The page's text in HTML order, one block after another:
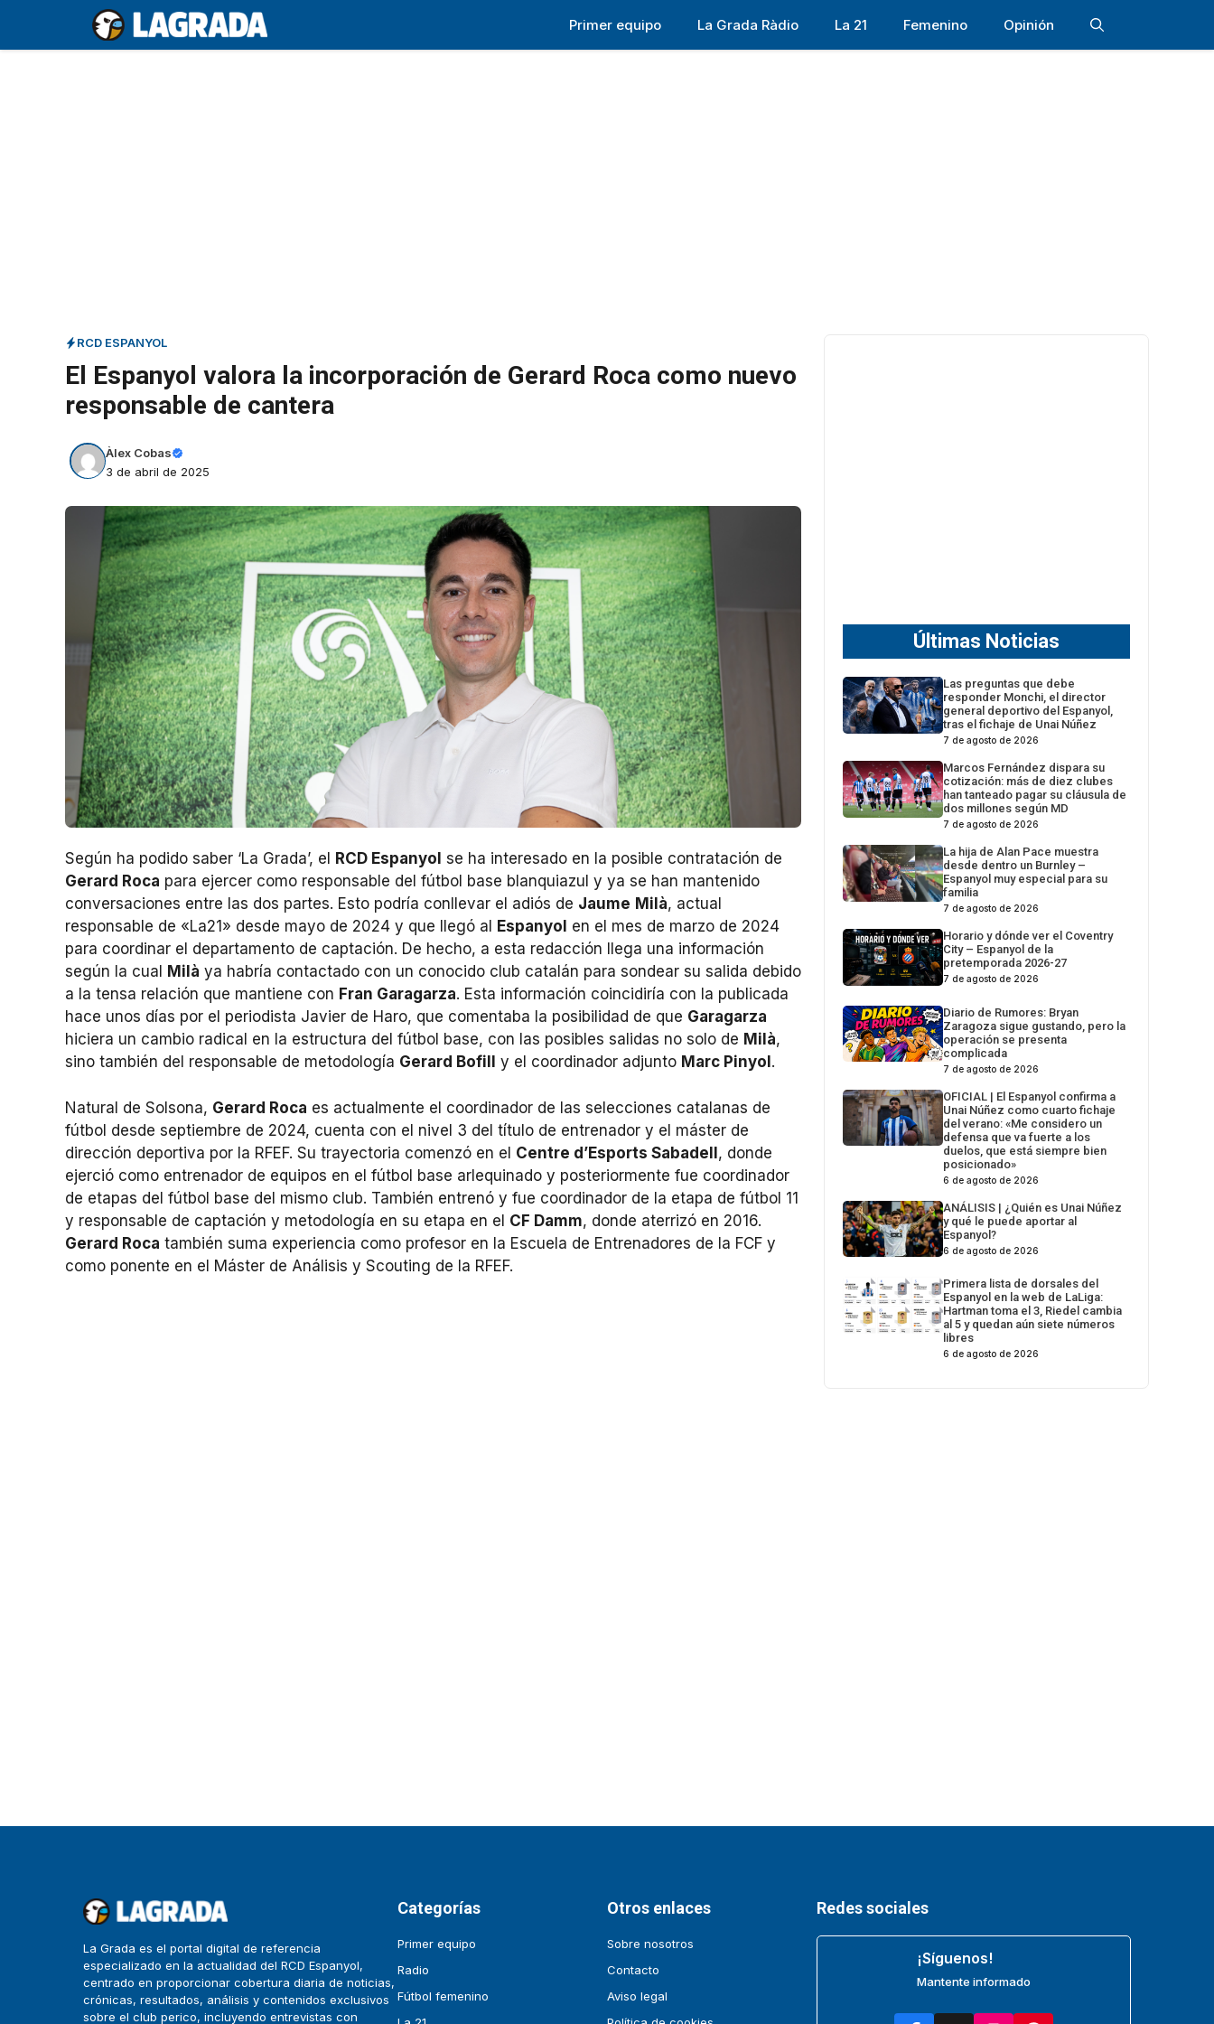
contenido
Primer equipo La Grada Ràdio La 21 Femenino Opinión
RCD ESPANYOL
El Espanyol valora la incorporación de Gerard Roca como nuevo
responsable de cantera
Àlex Cobas
3 de abril de 2025
Según ha podido saber ‘La Grada’, el RCD Espanyol se ha interesado en la posible contratación de
Gerard Roca para ejercer como responsable del fútbol base blanquiazul y ya se han mantenido
conversaciones entre las dos partes. Esto podría conllevar el adiós de Jaume Milà, actual
responsable de «La21» desde mayo de 2024 y que llegó al
Espanyol en el mes de marzo de 2024
para coordinar el departamento de captación. De hecho, a esta redacción llega una información
según la cual
Milà ya habría contactado con un conocido club catalán para sondear su salida debido
a la tensa relación que mantiene con Fran Garagarza. Esta información coincidiría con la publicada
hace unos días por el periodista Javier de Haro, que comentaba la posibilidad de que Garagarza
hiciera un cambio radical en la estructura del fútbol base, con las posibles salidas no solo de Milà,
sino también del responsable de metodología Gerard Bofill y el coordinador adjunto Marc Pinyol .
Natural de Solsona, Gerard Roca es actualmente el coordinador de las selecciones catalanas de
fútbol desde septiembre de 2024, cuenta con el nivel 3 del título de entrenador y el máster de
dirección deportiva por la RFEF. Su trayectoria comenzó en el Centre d’Esports Sabadell, donde
ejerció como entrenador de equipos en el fútbol base arlequinado y posteriormente fue coordinador
de etapas del fútbol base del mismo club. También entrenó y fue coordinador de la etapa de fútbol 11
y responsable de captación y metodología en su etapa en el CF Damm, donde aterrizó en 2016.
Gerard Roca también suma experiencia como profesor en la Escuela de Entrenadores de la FCF y
como ponente en el Máster de Análisis y Scouting de la RFEF.
Últimas Noticias
Las preguntas que debe
responder Monchi, el director
general deportivo del Espanyol,
tras el fichaje de Unai Núñez
7 de agosto de 2026
Marcos Fernández dispara su
cotización: más de diez clubes
han tanteado pagar su cláusula de
dos millones según MD
7 de agosto de 2026
La hija de Alan Pace muestra
desde dentro un Burnley –
Espanyol muy especial para su
familia
7 de agosto de 2026
Horario y dónde ver el Coventry
City – Espanyol de la
pretemporada 2026-27
7 de agosto de 2026
Diario de Rumores: Bryan
Zaragoza sigue gustando, pero la
operación se presenta
complicada
7 de agosto de 2026
OFICIAL | El Espanyol confirma a
Unai Núñez como cuarto fichaje
del verano: «Me considero un
defensa que va fuerte a los
duelos, que está siempre bien
posicionado»
6 de agosto de 2026
ANÁLISIS | ¿Quién es Unai Núñez
y qué le puede aportar al
Espanyol?
6 de agosto de 2026
Primera lista de dorsales del
Espanyol en la web de LaLiga:
Hartman toma el 3, Riedel cambia
al 5 y quedan aún siete números
libres
6 de agosto de 2026
La Grada es el portal digital de referencia
especializado en la actualidad del RCD Espanyol,
centrado en proporcionar cobertura diaria de noticias,
crónicas, resultados, análisis y contenidos exclusivos
sobre el club perico, incluyendo entrevistas con
Categorías
Primer equipo
Radio
Fútbol femenino
Otros enlaces
Sobre nosotros
Contacto
Aviso legal
Redes sociales
¡Síguenos!
Mantente informado